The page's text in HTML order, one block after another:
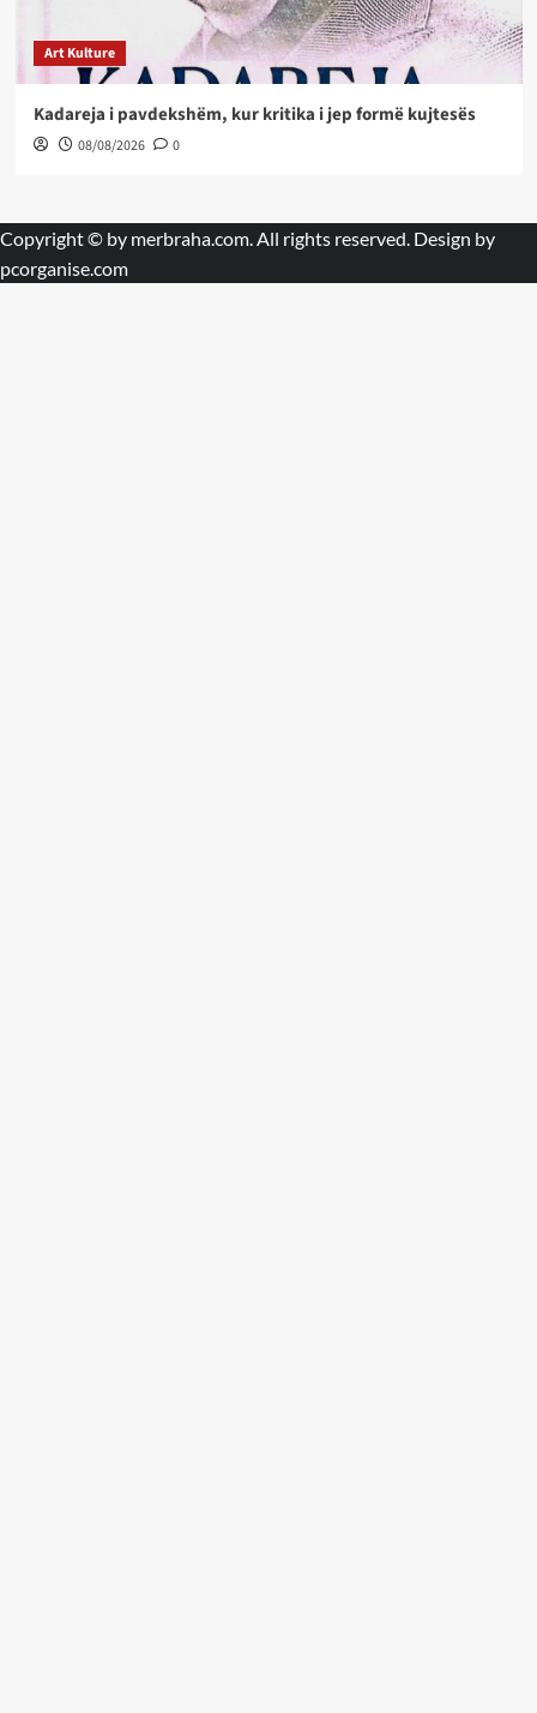
Art Kulture
Kadareja i pavdekshëm, kur kritika i jep formë kujtesës
08/08/2026 0
Copyright © by merbraha.com. All rights reserved. Design by
pcorganise.com